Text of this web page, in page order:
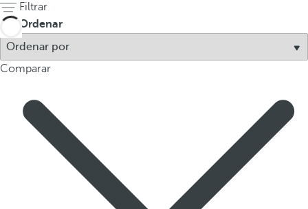
p
e
d
Filtrar
Ordenar
Comparar